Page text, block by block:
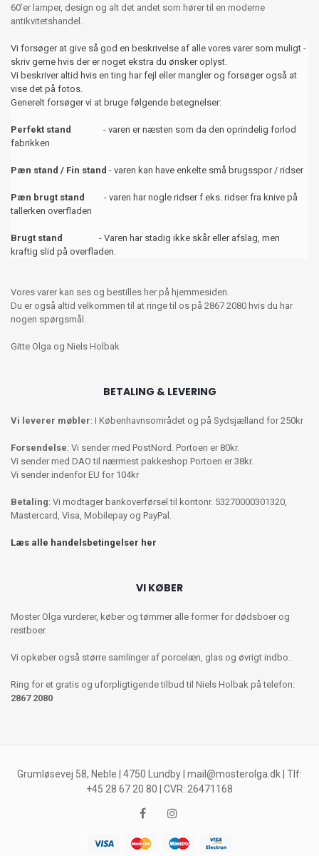
60’er lamper, design og alt det andet som hører til en moderne
antikvitetshandel.
Vi forsøger at give så god en beskrivelse af alle vores varer som muligt -
skriv gerne hvis der er noget ekstra du ønsker oplyst.
Vi beskriver altid hvis en ting har fejl eller mangler og forsøger også at
vise det på fotos.
Generelt forsøger vi at bruge følgende betegnelser:
Perfekt stand - varen er næsten som da den oprindelig forlod
fabrikken
Pæn stand / Fin stand - varen kan have enkelte små brugsspor / ridser
Pæn brugt stand
- varen har nogle ridser f.eks. ridser fra knive på
tallerken overfladen
Brugt stand
- Varen har stadig ikke skår eller afslag, men
kraftig slid på overfladen.
Vores varer kan ses og bestilles her på hjemmesiden.
Du er også altid velkommen til at ringe til os på 2867 2080 hvis du har
nogen spørgsmål.
Gitte Olga og Niels Holbak
BETALING & LEVERING
Vi leverer møbler: I Københavnsområdet og på Sydsjælland for 250kr
Forsendelse: Vi sender med PostNord. Portoen er 80kr.
Vi sender med DAO til nærmest pakkeshop Portoen er 38kr.
Vi sender indenfor EU for 104kr
Betaling: Vi modtager bankoverførsel til kontonr. 53270000301320,
Mastercard, Visa, Mobilepay og PayPal.
Læs alle handelsbetingelser her
VI KØBER
Moster Olga vurderer, køber og tømmer alle former for dødsboer og
restboer.
Vi opkøber også større samlinger af porcelæn, glas og øvrigt indbo.
Ring for et gratis og uforpligtigende tilbud til Niels Holbak på telefon:
2867 2080
Grumløsevej 58, Neble | 4750 Lundby | mail@mosterolga.dk | Tlf:
+45 28 67 20 80 | CVR: 26471168